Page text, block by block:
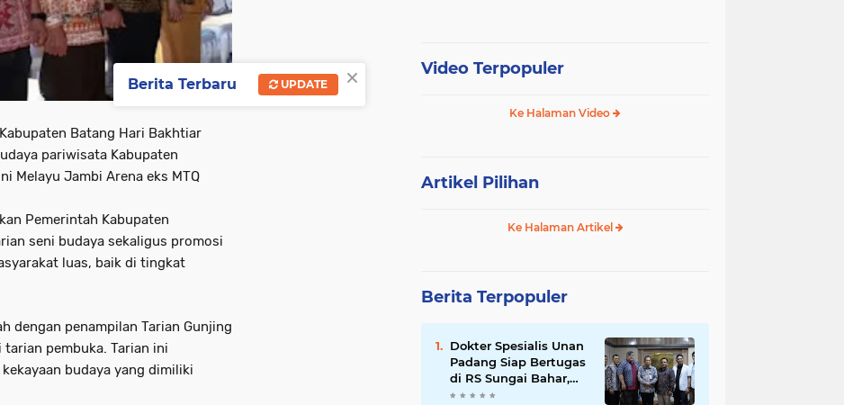
Batang Hari Bakhtiar
pariwisata Kabupaten
Melayu Jambi Arena eks MTQ
Pemerintah Kabupaten
seni budaya sekaligus promosi
luas, baik di tingkat
dengan penampilan Tarian Gunjing
tarian pembuka. Tarian ini
budaya yang dimiliki
Video Terpopuler
Ke Halaman Video
Artikel Pilihan
Ke Halaman Artikel
Berita Terpopuler
Dokter Spesialis Unan
Padang Siap Bertugas
di RS Sungai Bahar,
Bupati BBS Apresiasi`
×
Berita Terbaru UPDATE